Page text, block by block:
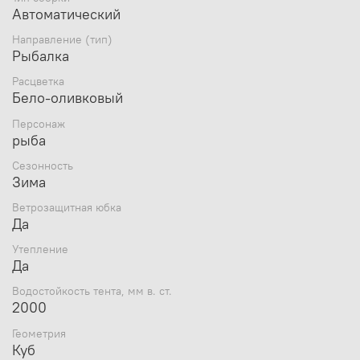
Автоматический
Направление (тип)
Рыбалка
Расцветка
Бело-оливковый
Персонаж
рыба
Сезонность
Зима
Ветрозащитная юбка
Да
Утепление
Да
Водостойкость тента, мм в. ст.
2000
Геометрия
Куб